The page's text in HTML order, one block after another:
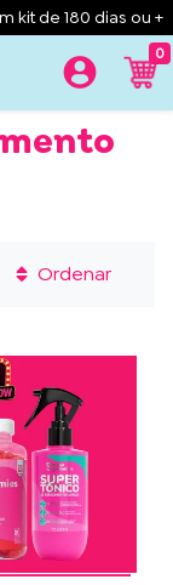
kit de 180 dias ou +
0
Ordenar